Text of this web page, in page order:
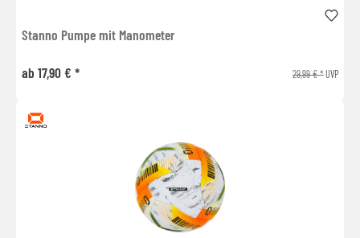
Stanno Pumpe mit Manometer
ab 17,90 € * 29,99 € *UVP